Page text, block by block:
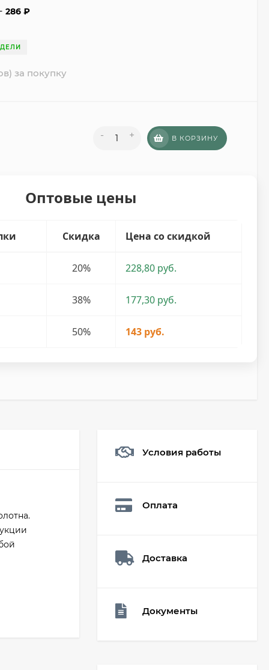
286₽
за покупку
- + В КОРЗИНУ
Оптовые цены
Скидка Цена со скидкой
20% 228,80 руб.
38% 177,30 руб.
50% 143 руб.
Условия работы
Оплата
Доставка
Документы
19₽
Мешочек (5*7см)